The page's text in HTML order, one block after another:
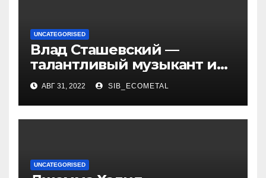
UNCATEGORISED
Влад Сташевский —
талантливый музыкант и
певец, чья биография и
личная жизнь
вдохновляют!
АВГ 31, 2022 SIB_ECOMETAL
UNCATEGORISED